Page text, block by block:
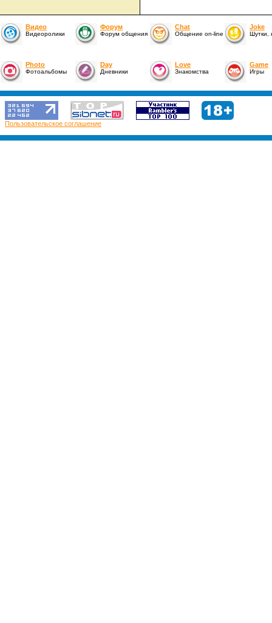
Видео
Видеоролики
Форум
Форум общения
Chat
Общение on-line
Joke
Шутки,
Photo
Фотоальбомы
Day
Дневники
Love
Знакомства
Game
Игры
Пользовательское соглашение